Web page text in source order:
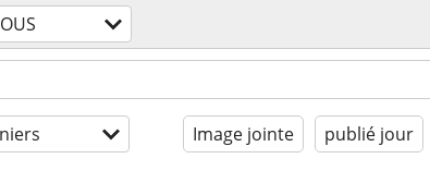
Image jointe publié jour